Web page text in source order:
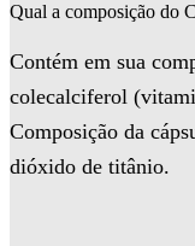
Qual a composição do
Contém em sua
colecalciferol
Composição da
dióxido de titânio.